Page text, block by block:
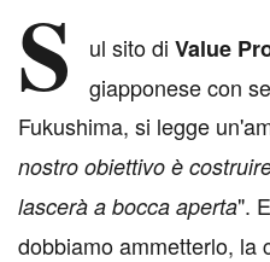
S ul sito di Value
giapponese con
Fukushima, si legge
nostro obiettivo è
lascerà a bocca aperta".
dobbiamo ammetterlo, la